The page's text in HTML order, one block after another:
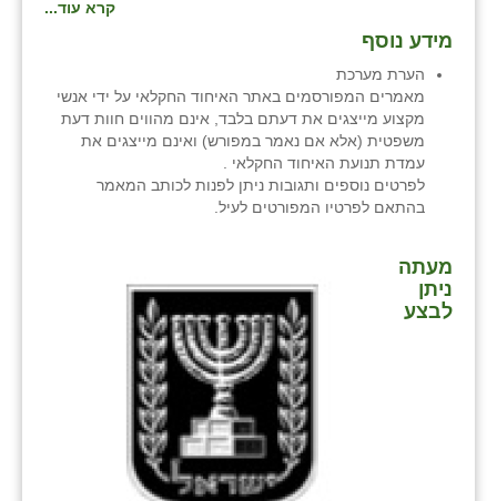
קרא עוד...
מידע נוסף
הערת מערכת
מאמרים המפורסמים באתר האיחוד החקלאי על ידי אנשי
מקצוע מייצגים את דעתם בלבד, אינם מהווים חוות דעת
משפטית (אלא אם נאמר במפורש) ואינם מייצגים את
עמדת תנועת האיחוד החקלאי .
לפרטים נוספים ותגובות ניתן לפנות לכותב המאמר
בהתאם לפרטיו המפורטים לעיל.
מעתה
ניתן
לבצע